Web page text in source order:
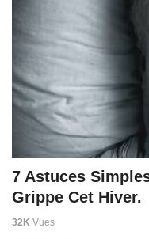
7 Astuces
Grippe Cet Hiver.
32K Vues